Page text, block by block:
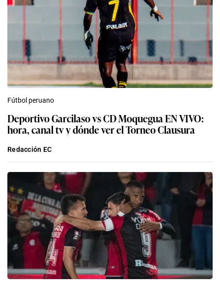
Fútbol peruano
Deportivo Garcilaso vs CD Moquegua EN VIVO:
hora, canal tv y dónde ver el Torneo Clausura
Redacción EC